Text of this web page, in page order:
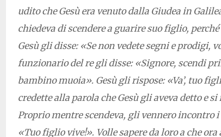
udito che Gesù era venuto dalla Giudea in
chiedeva di scendere a guarire suo figlio,
Gesù gli disse: «Se non vedete segni e prodigi,
funzionario del re gli disse: «Signore, scendi
bambino muoia». Gesù gli rispose: «Va’, tuo
credette alla parola che Gesù gli aveva detto e
Proprio mentre scendeva, gli vennero incontro
«Tuo figlio vive!». Volle sapere da loro a che ora